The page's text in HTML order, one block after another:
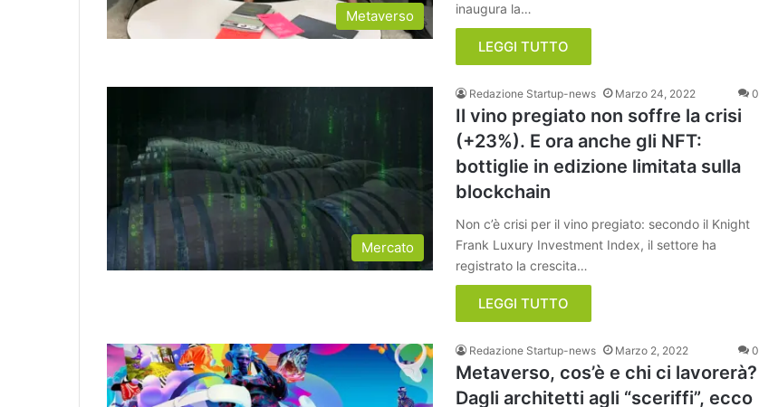
Metaverso inaugura la…
LEGGI TUTTO
Mercato
Redazione Startup-news Marzo 24, 2022 0
Il vino pregiato non soffre la crisi
(+23%). E ora anche gli NFT:
bottiglie in edizione limitata sulla
blockchain
Non c’è crisi per il vino pregiato: secondo il Knight
Frank Luxury Investment Index, il settore ha
registrato la crescita…
LEGGI TUTTO
Redazione Startup-news Marzo 2, 2022 0
Metaverso, cos’è e chi ci lavorerà?
Dagli architetti agli “sceriffi”, ecco